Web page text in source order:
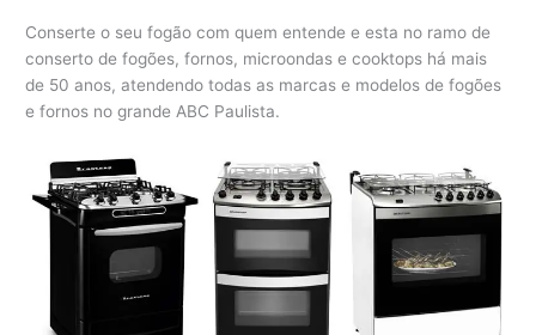
Conserte o seu fogão com quem entende e esta no ramo de
conserto de fogões, fornos, microondas e cooktops há mais
de 50 anos, atendendo todas as marcas e modelos de fogões
e fornos no grande ABC Paulista.